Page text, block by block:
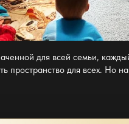
для всей семьи,
пространство для всех.